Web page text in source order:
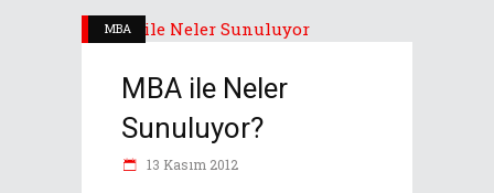
MBA
MBA ile Neler
Sunuluyor?
13 Kasım 2012